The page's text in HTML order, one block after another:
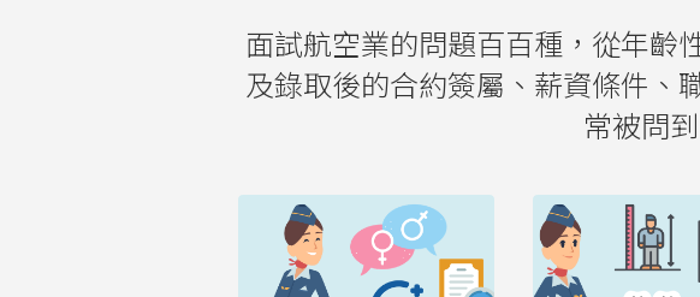
面試航空業的問題百百種，從年齡
及錄取後的合約簽屬、薪資條件、
常被問